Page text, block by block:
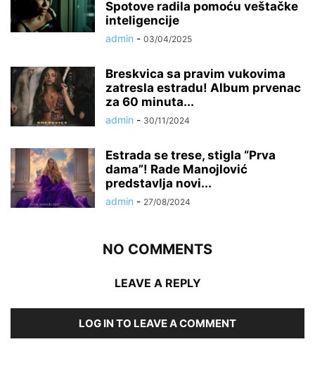
Spotove radila pomoću veštačke
inteligencije
admin - 03/04/2025
Breskvica sa pravim vukovima
zatresla estradu! Album prvenac
za 60 minuta...
admin - 30/11/2024
Estrada se trese, stigla “Prva
dama”! Rade Manojlović
predstavlja novi...
admin - 27/08/2024
NO COMMENTS
LEAVE A REPLY
LOG IN TO LEAVE A COMMENT